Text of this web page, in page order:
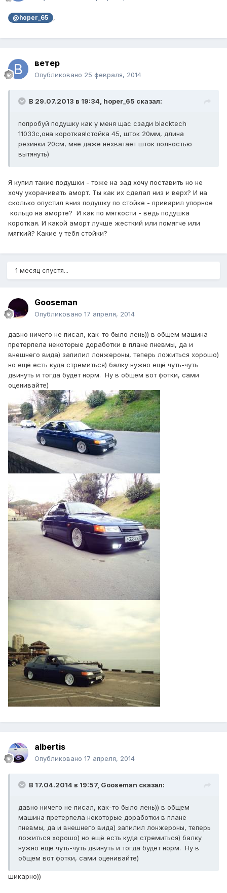
@hoper_65 ,
ветер
Опубликовано 25 февраля, 2014
В 29.07.2013 в 19:34, hoper_65 сказал:
попробуй подушку как у меня щас сзади blacktech
11033c,она короткая!стойка 45, шток 20мм, длина
резинки 20см, мне даже нехватает шток полностью
вытянуть)
Я купил такие подушки - тоже на зад хочу поставить но не
хочу укорачивать аморт. Ты как их сделал низ и верх? И на
сколько опустил вниз подушку по стойке - приварил упорное
кольцо на аморте? И как по мягкости - ведь подушка
короткая. И какой аморт лучше жесткий или помягче или
мягкий? Какие у тебя стойки?
1 месяц спустя...
Gooseman
Опубликовано 17 апреля, 2014
давно ничего не писал, как-то было лень)) в общем машина
претерпела некоторые доработки в плане пневмы, да и
внешнего вида) запилил лонжероны, теперь ложиться хорошо)
но ещё есть куда стремиться) балку нужно ещё чуть-чуть
двинуть и тогда будет норм. Ну в общем вот фотки, сами
оценивайте)
albertis
Опубликовано 17 апреля, 2014
В 17.04.2014 в 19:57, Gooseman сказал:
давно ничего не писал, как-то было лень)) в общем
машина претерпела некоторые доработки в плане
пневмы, да и внешнего вида) запилил лонжероны, теперь
ложиться хорошо) но ещё есть куда стремиться) балку
нужно ещё чуть-чуть двинуть и тогда будет норм. Ну в
общем вот фотки, сами оценивайте)
шикарно))